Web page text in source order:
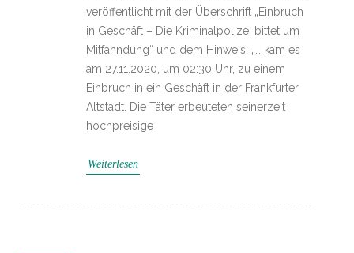
veröffentlicht mit der Überschrift „Einbruch
in Geschäft – Die Kriminalpolizei bittet um
Mitfahndung“ und dem Hinweis: „… kam es
am 27.11.2020, um 02:30 Uhr, zu einem
Einbruch in ein Geschäft in der Frankfurter
Altstadt. Die Täter erbeuteten seinerzeit
hochpreisige
Weiterlesen